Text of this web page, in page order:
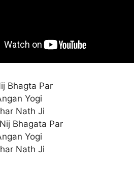
Bhagta Par
Yogi
Nath Ji
Bhagata Par
Yogi
Nath Ji